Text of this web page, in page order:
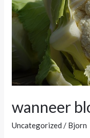
wanneer
Uncategorized / Bjorn